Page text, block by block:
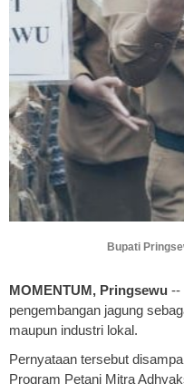
Bupati
MOMENTUM, Pringsewu --
pengembangan jagung
maupun industri lokal.
Pernyataan tersebut
Program Petani Mitra